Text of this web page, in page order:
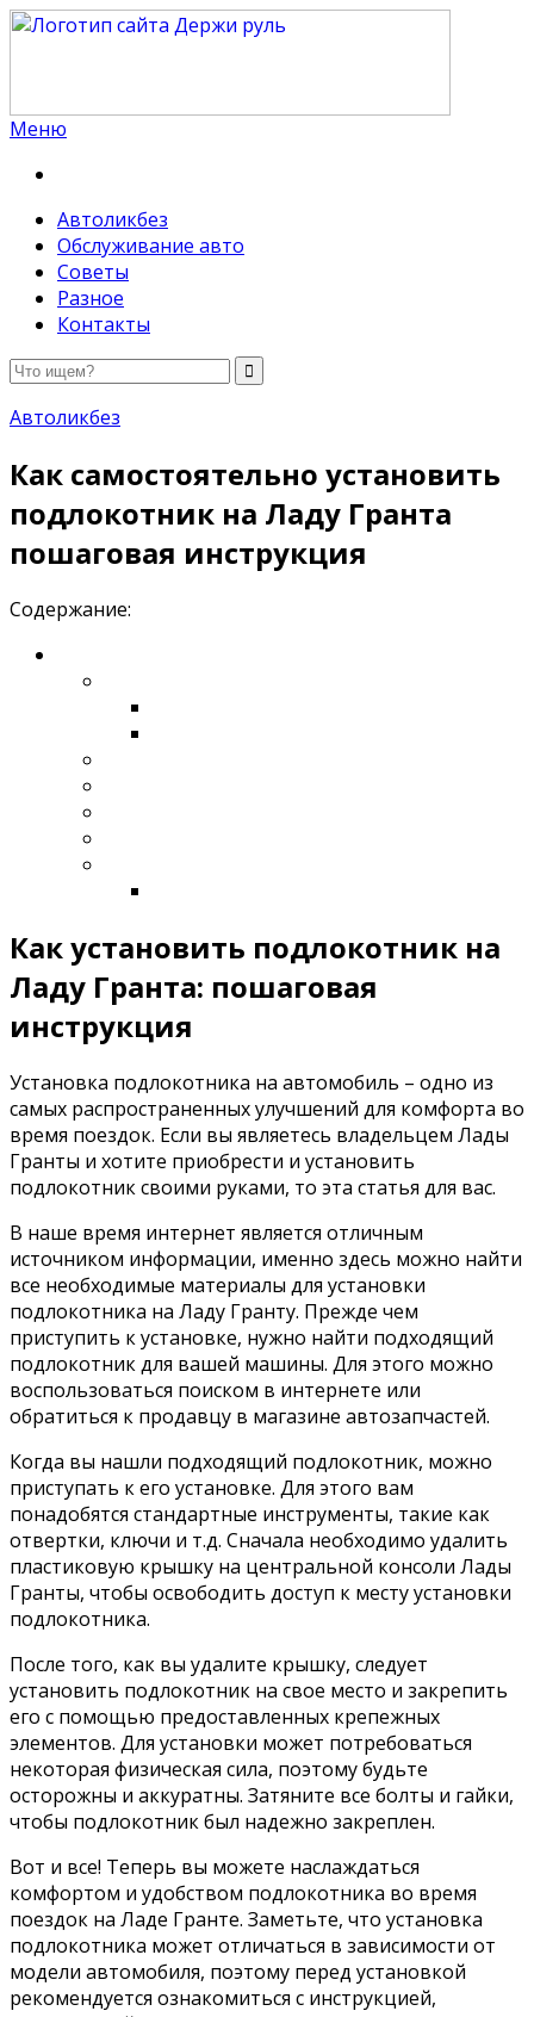
Меню
Автоликбез
Обслуживание авто
Советы
Разное
Контакты
Автоликбез
Как самостоятельно установить
подлокотник на Ладу Гранта
пошаговая инструкция
Содержание:
Как установить подлокотник на
Ладу Гранта: пошаговая
инструкция
Установка подлокотника на автомобиль – одно из
самых распространенных улучшений для комфорта во
время поездок. Если вы являетесь владельцем Лады
Гранты и хотите приобрести и установить
подлокотник своими руками, то эта статья для вас.
В наше время интернет является отличным
источником информации, именно здесь можно найти
все необходимые материалы для установки
подлокотника на Ладу Гранту. Прежде чем
приступить к установке, нужно найти подходящий
подлокотник для вашей машины. Для этого можно
воспользоваться поиском в интернете или
обратиться к продавцу в магазине автозапчастей.
Когда вы нашли подходящий подлокотник, можно
приступать к его установке. Для этого вам
понадобятся стандартные инструменты, такие как
отвертки, ключи и т.д. Сначала необходимо удалить
пластиковую крышку на центральной консоли Лады
Гранты, чтобы освободить доступ к месту установки
подлокотника.
После того, как вы удалите крышку, следует
установить подлокотник на свое место и закрепить
его с помощью предоставленных крепежных
элементов. Для установки может потребоваться
некоторая физическая сила, поэтому будьте
осторожны и аккуратны. Затяните все болты и гайки,
чтобы подлокотник был надежно закреплен.
Вот и все! Теперь вы можете наслаждаться
комфортом и удобством подлокотника во время
поездок на Ладе Гранте. Заметьте, что установка
подлокотника может отличаться в зависимости от
модели автомобиля, поэтому перед установкой
рекомендуется ознакомиться с инструкцией,